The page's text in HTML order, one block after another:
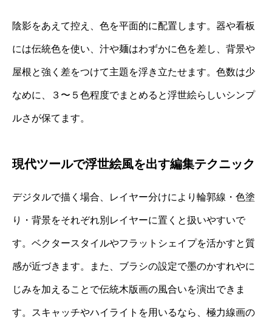
陰影をあえて控え、色を平面的に配置します。器や看板
には伝統色を使い、汁や麺はわずかに色を差し、背景や
屋根と強く差をつけて主題を浮き立たせます。色数は少
なめに、３〜５色程度でまとめると浮世絵らしいシンプ
ルさが保てます。
現代ツールで浮世絵風を出す編集テクニック
デジタルで描く場合、レイヤー分けにより輪郭線・色塗
り・背景をそれぞれ別レイヤーに置くと扱いやすいで
す。ベクタースタイルやフラットシェイプを活かすと質
感が近づきます。また、ブラシの設定で墨のかすれやに
じみを加えることで伝統木版画の風合いを演出できま
す。スキャッチやハイライトを用いるなら、極力線画の